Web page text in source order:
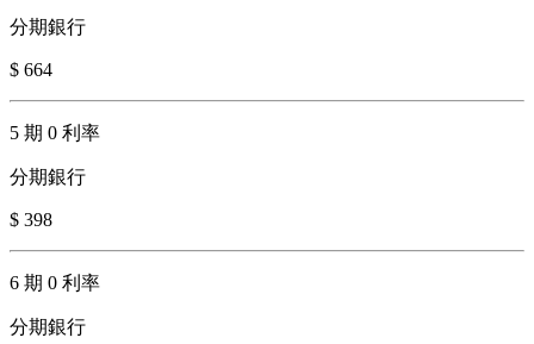
分期銀行
$ 664
5 期 0 利率
分期銀行
$ 398
6 期 0 利率
分期銀行